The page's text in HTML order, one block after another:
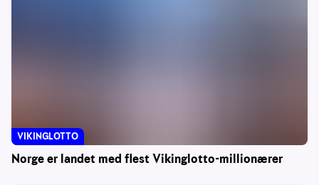
Norge er landet med flest Vikinglotto-millionærer
VIKINGLOTTO